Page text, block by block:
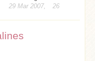
29 Mar 2007, 26